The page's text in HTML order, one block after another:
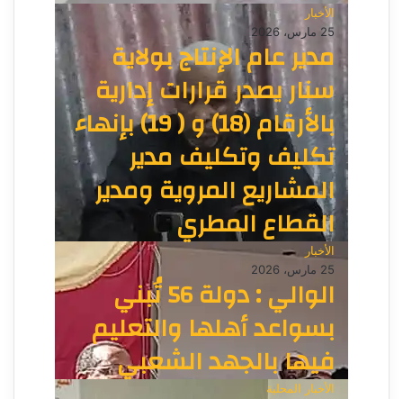
الأخبار
25 مارس، 2026
مدير عام الإنتاج بولاية
سنار يصدر قرارات إدارية
بالأرقام (18) و ( 19) بإنهاء
تكليف وتكليف مدير
المشاريع المروية ومدير
القطاع المطري
الأخبار
25 مارس، 2026
الوالي : دولة 56 تُبني
بسواعد أهلها والتعليم
فيها بالجهد الشعبي
الأخبار المحلية